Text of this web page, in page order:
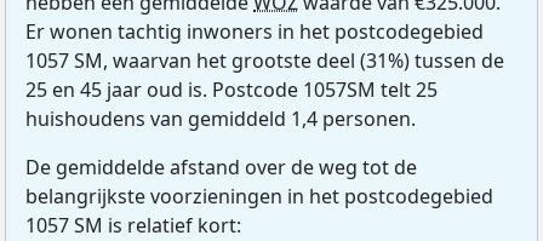
Er wonen tachtig inwoners in het postcodegebied
1057 SM, waarvan het grootste deel (31%) tussen de
25 en 45 jaar oud is. Postcode 1057SM telt 25
huishoudens van gemiddeld 1,4 personen.
De gemiddelde afstand over de weg tot de
belangrijkste voorzieningen in het postcodegebied
1057 SM is relatief kort: